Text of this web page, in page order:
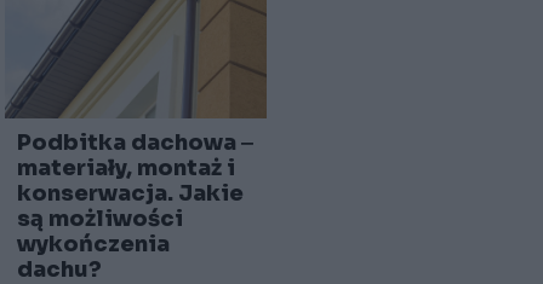
Podbitka dachowa ‒
materiały, montaż i
konserwacja. Jakie
są możliwości
wykończenia
dachu?